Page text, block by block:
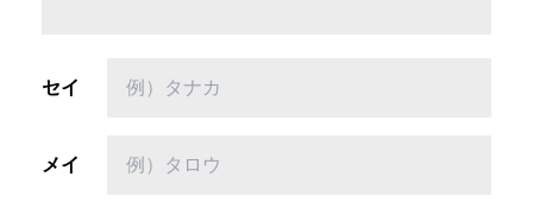
セイ
メイ